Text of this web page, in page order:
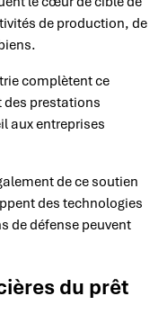
de production, de
complètent ce
des prestations
aux entreprises
de ce soutien
des technologies
de défense peuvent
du prêt